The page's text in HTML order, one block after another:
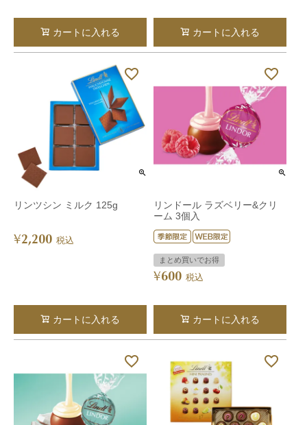
カートに入れる カートに入れる
リンツシン ミルク 125g
¥2,200 税込
カートに入れる
リンドール ラズベリー&クリ
ーム 3個入
まとめ買いでお得
¥600 税込
カートに入れる